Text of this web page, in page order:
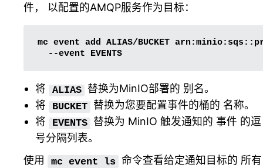
件， 以配置的AMQP服务作为目标：
mc event add ALIAS/BUCKET
--event
将 ALIAS 替换为MinIO部署的 别名。
将
BUCKET
替换为您要配置事件的桶的 名称。
将
EVENTS 替换为 MinIO 触发通知的事件 的逗
号分隔列表。
使用
mc event ls 命令查看给定通知目标的 所有